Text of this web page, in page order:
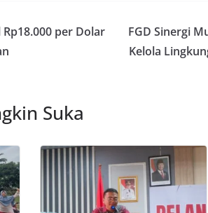
per Dolar
FGD Sinergi
Kelola
Suka